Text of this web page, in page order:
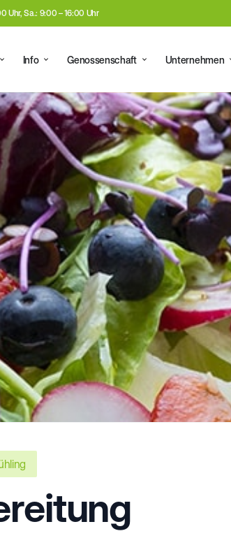
Uhr, Sa.: 9:00 – 16:00 Uhr
Info Genossenschaft Unternehmen